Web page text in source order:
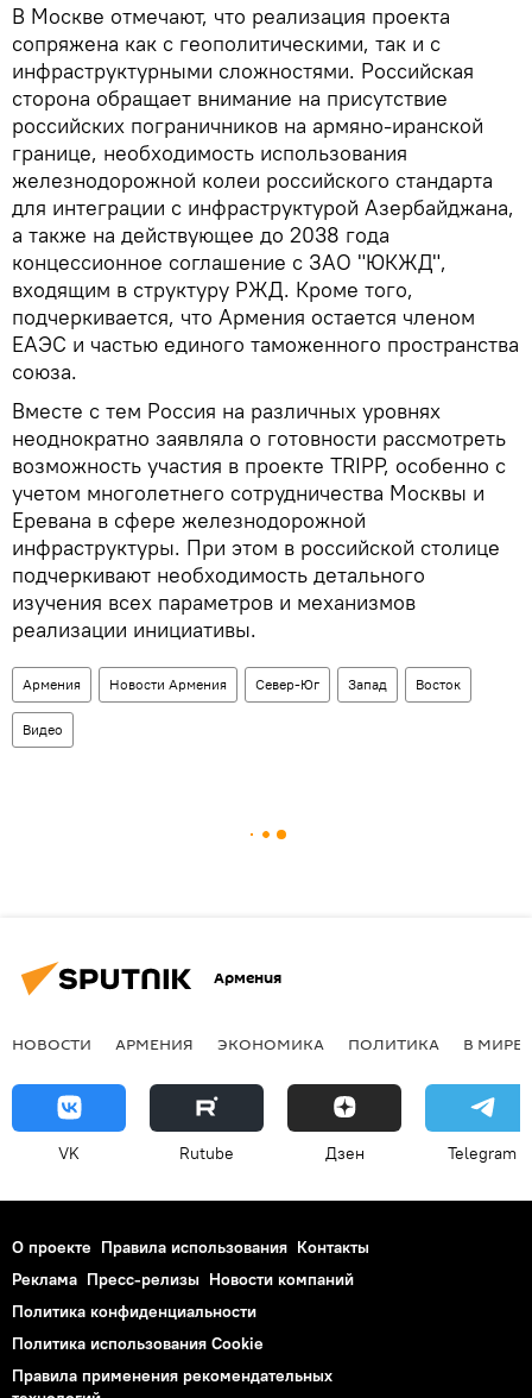
В Москве отмечают, что реализация проекта
сопряжена как с геополитическими, так и с
инфраструктурными сложностями. Российская
сторона обращает внимание на присутствие
российских пограничников на армяно-иранской
границе, необходимость использования
железнодорожной колеи российского стандарта
для интеграции с инфраструктурой Азербайджана,
а также на действующее до 2038 года
концессионное соглашение с ЗАО "ЮКЖД",
входящим в структуру РЖД. Кроме того,
подчеркивается, что Армения остается членом
ЕАЭС и частью единого таможенного пространства
союза.
Вместе с тем Россия на различных уровнях
неоднократно заявляла о готовности рассмотреть
возможность участия в проекте TRIPP, особенно с
учетом многолетнего сотрудничества Москвы и
Еревана в сфере железнодорожной
инфраструктуры. При этом в российской столице
подчеркивают необходимость детального
изучения всех параметров и механизмов
реализации инициативы.
Армения Новости Армения Север-Юг Запад Восток
Видео
Армения
НОВОСТИ АРМЕНИЯ ЭКОНОМИКА ПОЛИТИКА В МИРЕ
VK Rutube Дзен Telegram
О проекте Правила использования Контакты
Реклама Пресс-релизы Новости компаний
Политика конфиденциальности
Политика использования Cookie
Правила применения рекомендательных